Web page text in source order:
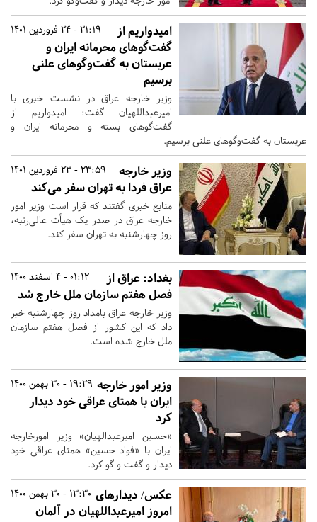
21:19 - 24 فروردین 1401
امیدواریم از
گفت‌گوهای محرمانه ایران و
عربستان به گفت‌وگوهای علنی
برسیم
وزیر خارجه عراق در نشست خبری با
امیرعبداللهیان گفت: امیدواریم از
گفت‌گوهای بسته و محرمانه ایران و
عربستان به گفت‌وگوهای علنی برسیم.
23:59 - 23 فروردین 1401
وزیر خارجه
عراق فردا به تهران سفر می‌کند
منابع خبری گفتند که قرار است وزیر امور
خارجه عراق در صدر یک هیأت عالی‌رتبه،
روز چهارشنبه به تهران سفر کند.
01:12 - 4 اسفند 1400
بغداد: عراق از
فصل هفتم سازمان ملل خارج شد
وزیر خارجه عراق بامداد روز چهارشنبه خبر
داد که این کشور از فصل هفتم سازمان
ملل خارج شده است.
19:29 - 30 بهمن 1400 وزیر امور خارجه
ایران با همتای عراقی خود دیدار
کرد
«حسین امیرعبدالهیان» وزیر امورخارجه
ایران با «فواد حسین» همتای عراقی خود
دیدار و گفت و گو کرد.
13:30 - 30 بهمن 1400 عکس/ دیدارهای
امروز امیرعبداللهیان در آلمان